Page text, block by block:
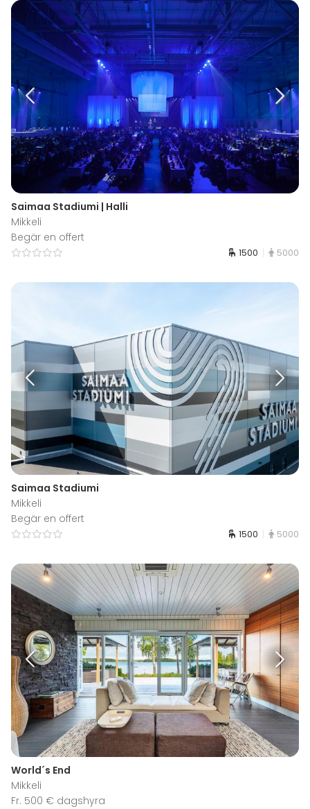
Saimaa Stadiumi | Halli
Mikkeli
Begär en offert
1500 5000
Saimaa Stadiumi
Mikkeli
Begär en offert
1500 5000
World´s End
Mikkeli
Fr. 500 € dagshyra